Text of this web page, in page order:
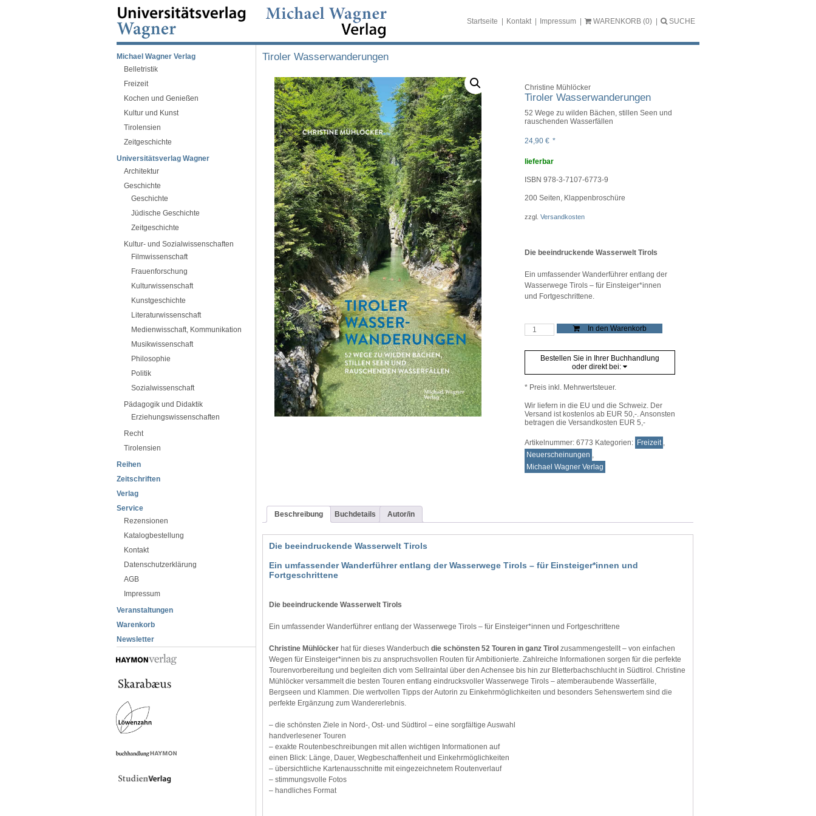
Startseite Kontakt Impressum WARENKORB (0) SUCHE
Michael Wagner Verlag
Belletristik
Freizeit
Kochen und Genießen
Kultur und Kunst
Tirolensien
Zeitgeschichte
Universitätsverlag Wagner
Architektur
Geschichte
Geschichte
Jüdische Geschichte
Zeitgeschichte
Kultur- und Sozialwissenschaften
Filmwissenschaft
Frauenforschung
Kulturwissenschaft
Kunstgeschichte
Literaturwissenschaft
Medienwisschaft, Kommunikation
Musikwissenschaft
Philosophie
Politik
Sozialwissenschaft
Pädagogik und Didaktik
Erziehungswissenschaften
Recht
Tirolensien
Reihen
Zeitschriften
Verlag
Service
Rezensionen
Katalogbestellung
Kontakt
Datenschutzerklärung
AGB
Impressum
Veranstaltungen
Warenkorb
Newsletter
Tiroler Wasserwanderungen
Christine Mühlöcker
Tiroler Wasserwanderungen
52 Wege zu wilden Bächen, stillen Seen und
rauschenden Wasserfällen
24,90 € *
lieferbar
ISBN 978-3-7107-6773-9
200Seiten, Klappenbroschüre
zzgl. Versandkosten
Die beeindruckende Wasserwelt Tirols
Ein umfassender Wanderführer entlang der
Wasserwege Tirols – für Einsteiger*innen
und Fortgeschrittene.
Tiroler
Wasserwanderungen
In den Warenkorb
Bestellen Sie in Ihrer Buchhandlung
oder direkt bei:
* Preis inkl. Mehrwertsteuer.
Wir liefern in die EU und die Schweiz. Der
Versand ist kostenlos ab EUR 50,-. Ansonsten
betragen die Versandkosten EUR 5,-
Artikelnummer: 6773 Kategorien: Freizeit ,
Neuerscheinungen ,
Michael Wagner Verlag
Beschreibung Buchdetails Autor/in
Die beeindruckende Wasserwelt Tirols
Ein umfassender Wanderführer entlang der Wasserwege Tirols – für Einsteiger*innen und
Fortgeschrittene
Die beeindruckende Wasserwelt Tirols
Ein umfassender Wanderführer entlang der Wasserwege Tirols – für Einsteiger*innen und Fortgeschrittene
Christine Mühlöcker hat für dieses Wanderbuch die schönsten 52 Touren in ganz Tirol zusammengestellt – von einfachen
Wegen für Einsteiger*innen bis zu anspruchsvollen Routen für Ambitionierte. Zahlreiche Informationen sorgen für die perfekte
Tourenvorbereitung und begleiten dich vom Sellraintal über den Achensee bis hin zur Bletterbachschlucht in Südtirol. Christine
Mühlöcker versammelt die besten Touren entlang eindrucksvoller Wasserwege Tirols – atemberaubende Wasserfälle,
Bergseen und Klammen. Die wertvollen Tipps der Autorin zu Einkehrmöglichkeiten und besonders Sehenswertem sind die
perfekte Ergänzung zum Wandererlebnis.
– die schönsten Ziele in Nord-, Ost- und Südtirol – eine sorgfältige Auswahl
handverlesener Touren
– exakte Routenbeschreibungen mit allen wichtigen Informationen auf
einen Blick: Länge, Dauer, Wegbeschaffenheit und Einkehrmöglichkeiten
– übersichtliche Kartenausschnitte mit eingezeichnetem Routenverlauf
– stimmungsvolle Fotos
– handliches Format